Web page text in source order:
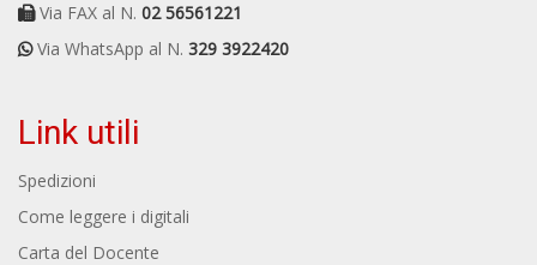
Via FAX al N. 02 56561221
Via WhatsApp al N. 329 3922420
Link utili
Spedizioni
Come leggere i digitali
Carta del Docente